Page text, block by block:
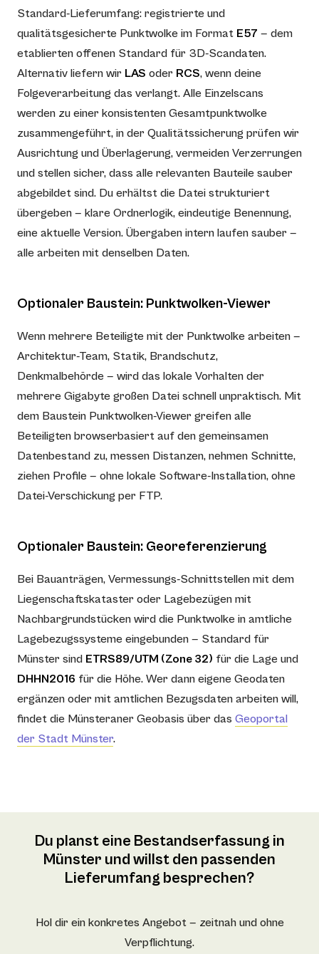
Standard-Lieferumfang: registrierte und
qualitätsgesicherte Punktwolke im Format E57 — dem
etablierten offenen Standard für 3D-Scandaten.
Alternativ liefern wir LAS oder RCS, wenn deine
Folgeverarbeitung das verlangt. Alle Einzelscans
werden zu einer konsistenten Gesamtpunktwolke
zusammengeführt, in der Qualitätssicherung prüfen wir
Ausrichtung und Überlagerung, vermeiden Verzerrungen
und stellen sicher, dass alle relevanten Bauteile sauber
abgebildet sind. Du erhältst die Datei strukturiert
übergeben — klare Ordnerlogik, eindeutige Benennung,
eine aktuelle Version. Übergaben intern laufen sauber —
alle arbeiten mit denselben Daten.
Optionaler Baustein: Punktwolken-Viewer
Wenn mehrere Beteiligte mit der Punktwolke arbeiten —
Architektur-Team, Statik, Brandschutz,
Denkmalbehörde — wird das lokale Vorhalten der
mehrere Gigabyte großen Datei schnell unpraktisch. Mit
dem Baustein Punktwolken-Viewer greifen alle
Beteiligten browserbasiert auf den gemeinsamen
Datenbestand zu, messen Distanzen, nehmen Schnitte,
ziehen Profile — ohne lokale Software-Installation, ohne
Datei-Verschickung per FTP.
Optionaler Baustein: Georeferenzierung
Bei Bauanträgen, Vermessungs-Schnittstellen mit dem
Liegenschaftskataster oder Lagebezügen mit
Nachbargrundstücken wird die Punktwolke in amtliche
Lagebezugssysteme eingebunden — Standard für
Münster sind ETRS89/UTM (Zone 32) für die Lage und
DHHN2016 für die Höhe. Wer dann eigene Geodaten
ergänzen oder mit amtlichen Bezugsdaten arbeiten will,
findet die Münsteraner Geobasis über das Geoportal
der Stadt Münster.
Du planst eine Bestandserfassung in
Münster und willst den passenden
Lieferumfang besprechen?
Hol dir ein konkretes Angebot — zeitnah und ohne
Verpflichtung.